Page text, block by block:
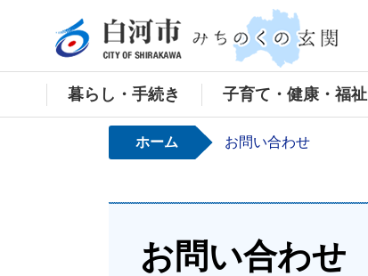
暮らし・手続き 子育て・健康・福祉
ホーム お問い合わせ
お問い合わせ